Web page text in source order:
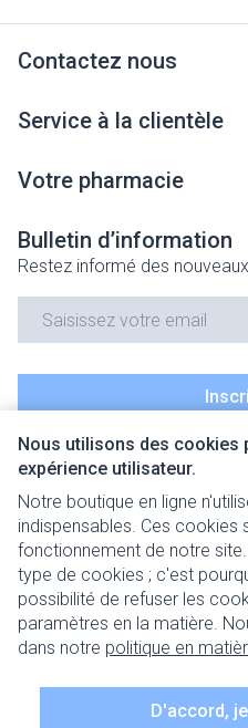
Nous utilisons des cookies
expérience utilisateur.
Notre boutique en ligne
indispensables. Ces cookies
fonctionnement de notre
type de cookies ; c'est
possibilité de refuser les
paramètres en la matière.
dans notre politique en
D'accord,
Contactez nous
Service à la clientèle
Votre pharmacie
Bulletin d’information
Restez informé des
En cliquant sur s'abonner, vous
et acceptez notrepolitique de
Liens légaux